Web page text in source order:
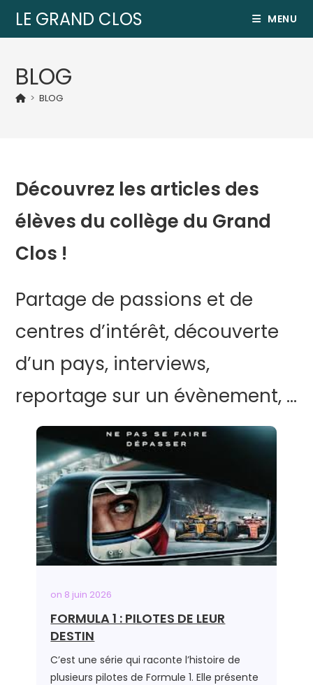
LE GRAND CLOS MENU
BLOG
> BLOG
Découvrez les articles des
élèves du collège du Grand
Clos !
Partage de passions et de
centres d’intérêt, découverte
d’un pays, interviews,
reportage sur un évènement, …
on 8 juin 2026
FORMULA 1 : PILOTES DE LEUR
DESTIN
C’est une série qui raconte l’histoire de
plusieurs pilotes de Formule 1. Elle présente